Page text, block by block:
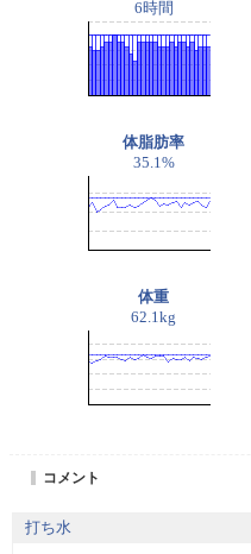
6時間
体脂肪率
35.1%
体重
62.1kg
コメント
打ち水